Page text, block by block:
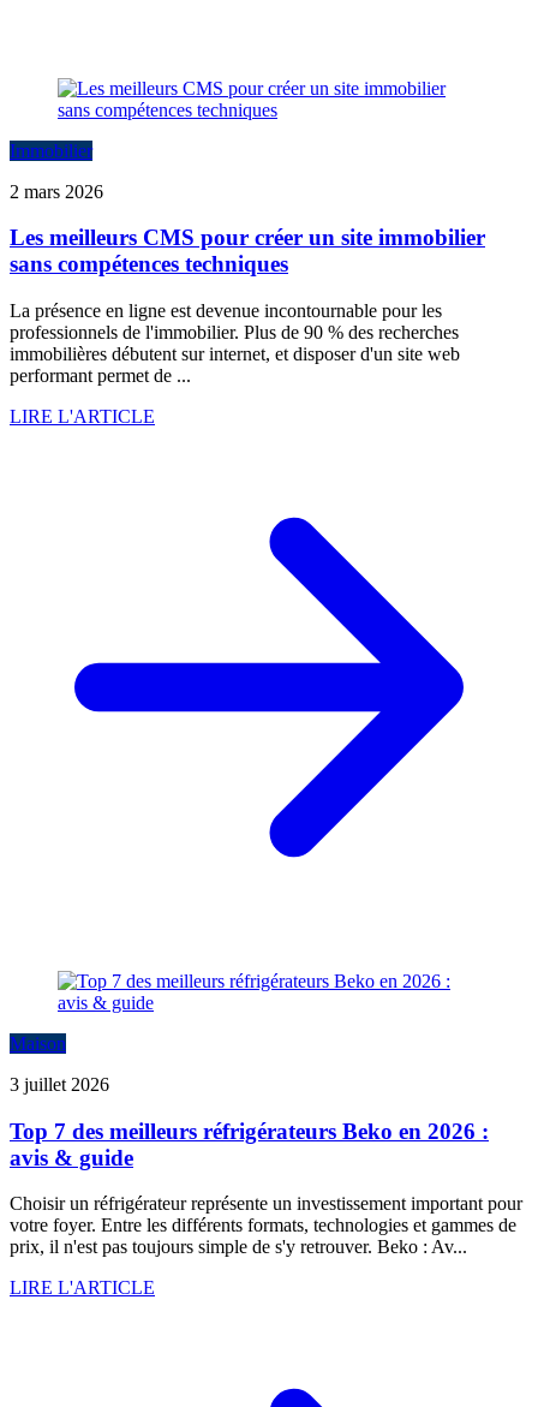
Immobilier
2 mars 2026
Les meilleurs CMS pour créer un site immobilier
sans compétences techniques
La présence en ligne est devenue incontournable pour les
professionnels de l'immobilier. Plus de 90 % des recherches
immobilières débutent sur internet, et disposer d'un site web
performant permet de ...
LIRE L'ARTICLE
Maison
3 juillet 2026
Top 7 des meilleurs réfrigérateurs Beko en 2026 :
avis & guide
Choisir un réfrigérateur représente un investissement important pour
votre foyer. Entre les différents formats, technologies et gammes de
prix, il n'est pas toujours simple de s'y retrouver. Beko : Av...
LIRE L'ARTICLE